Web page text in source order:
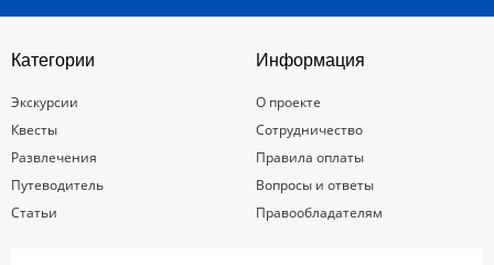
Категории
Экскурсии
Квесты
Развлечения
Путеводитель
Статьи
Информация
О проекте
Сотрудничество
Правила оплаты
Вопросы и ответы
Правообладателям